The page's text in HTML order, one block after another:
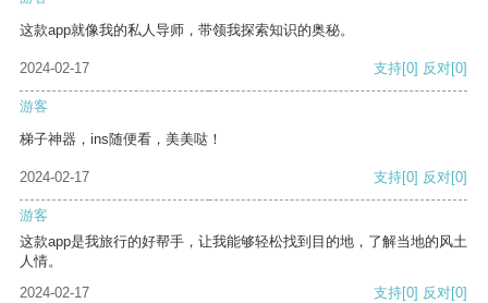
这款app就像我的私人导师，带领我探索知识的奥秘。
2024-02-17 支持[0] 反对[0]
游客
梯子神器，ins随便看，美美哒！
2024-02-17 支持[0] 反对[0]
游客
这款app是我旅行的好帮手，让我能够轻松找到目的地，了解当地的风土
人情。
2024-02-17
支持[0] 反对[0]